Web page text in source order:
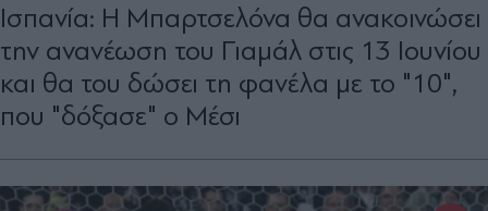
Iσπανία: Η Μπαρτσελόνα θα ανακοινώσει
την ανανέωση του Γιαμάλ στις 13 Ιουνίου
και θα του δώσει τη φανέλα με το "10",
που "δόξασε" ο Μέσι